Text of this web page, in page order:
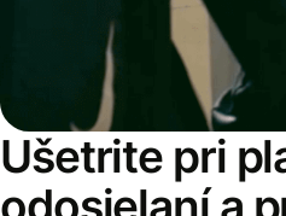
Ušetrite pri